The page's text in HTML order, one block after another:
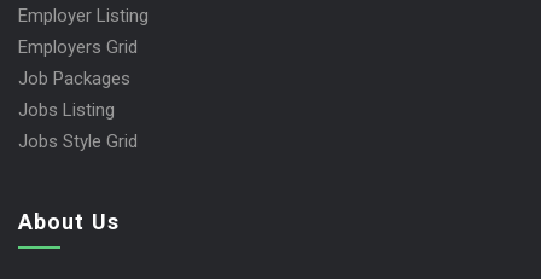
Employer Listing
Employers Grid
Job Packages
Jobs Listing
Jobs Style Grid
About Us